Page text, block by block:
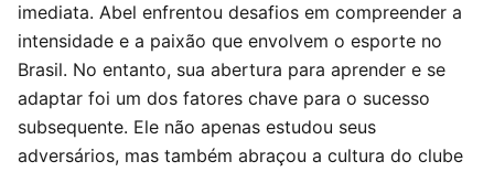
imediata. Abel enfrentou desafios em compreender a
intensidade e a paixão que envolvem o esporte no
Brasil. No entanto, sua abertura para aprender e se
adaptar foi um dos fatores chave para o sucesso
subsequente. Ele não apenas estudou seus
adversários, mas também abraçou a cultura do clube